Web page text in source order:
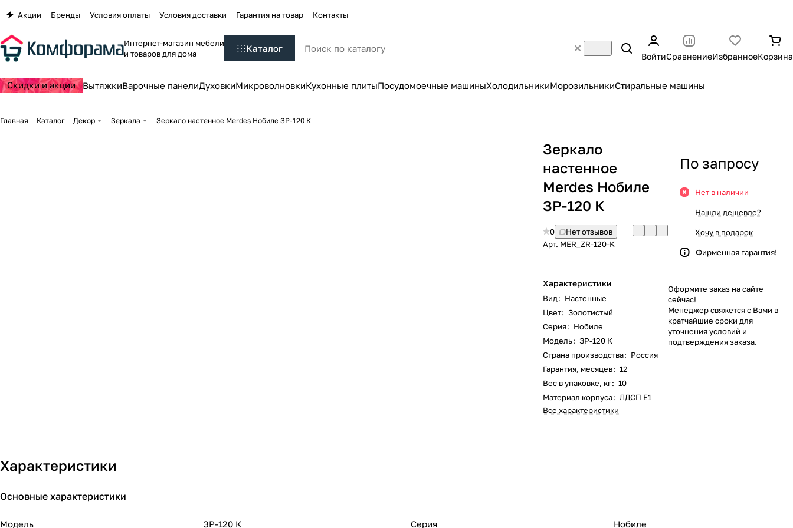
Акции Бренды Условия оплаты Условия доставки Гарантия на товар Контакты
Интернет-магазин мебели
и товаров для дома
Каталог
ВойтиСравнениеИзбранноеКорзина
Скидки и акции ВытяжкиВарочные панелиДуховкиМикроволновкиКухонные плитыПосудомоечные машиныХолодильникиМорозильникиСтиральные машины
Главная Каталог Декор Зеркала Зеркало настенное Merdes Нобиле ЗР-120 К
Зеркало
настенное
Merdes Нобиле
ЗР-120 К
0
Нет отзывов
Арт. MER_ZR-120-K
Характеристики
Вид: Настенные
Цвет: Золотистый
Серия: Нобиле
Модель: ЗР-120 К
Страна производства: Россия
Гарантия, месяцев: 12
Вес в упаковке, кг: 10
Материал корпуса: ЛДСП Е1
Все характеристики
По запросу
Нет в наличии
Нашли дешевле?
Хочу в подарок
Фирменная гарантия!
Оформите заказ на сайте
сейчас!
Менеджер свяжется с Вами в
кратчайшие сроки для
уточнения условий и
подтверждения заказа.
Характеристики
Основные характеристики
Модель ЗР-120 К Серия Нобиле